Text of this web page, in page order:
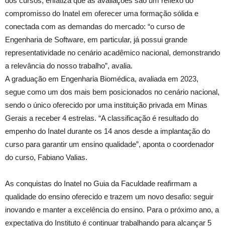
compromisso do Inatel em oferecer uma formação sólida e
conectada com as demandas do mercado: “o curso de
Engenharia de Software, em particular, já possui grande
representatividade no cenário acadêmico nacional, demonstrando
a relevância do nosso trabalho”, avalia.
A graduação em Engenharia Biomédica, avaliada em 2023,
segue como um dos mais bem posicionados no cenário nacional,
sendo o único oferecido por uma instituição privada em Minas
Gerais a receber 4 estrelas. “A classificação é resultado do
empenho do Inatel durante os 14 anos desde a implantação do
curso para garantir um ensino qualidade”, aponta o coordenador
do curso, Fabiano Valias.
As conquistas do Inatel no Guia da Faculdade reafirmam a
qualidade do ensino oferecido e trazem um novo desafio: seguir
inovando e manter a excelência do ensino. Para o próximo ano, a
expectativa do Instituto é continuar trabalhando para alcançar 5